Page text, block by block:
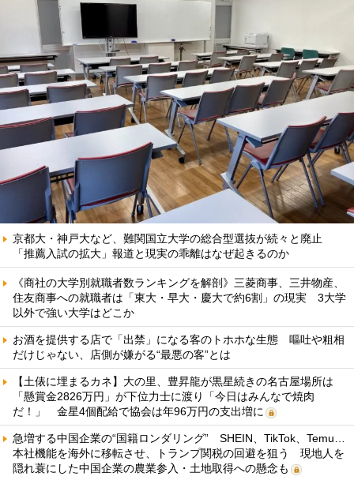
京都大・神戸大など、難関国立大学の総合型選抜が続々と廃止
「推薦入試の拡大」報道と現実の乖離はなぜ起きるのか
《商社の大学別就職者数ランキングを解剖》三菱商事、三井物産、
住友商事への就職者は「東大・早大・慶大で約6割」の現実 3大学
以外で強い大学はどこか
お酒を提供する店で「出禁」になる客のトホホな生態 嘔吐や粗相
だけじゃない、店側が嫌がる“最悪の客”とは
【土俵に埋まるカネ】大の里、豊昇龍が黒星続きの名古屋場所は
「懸賞金2826万円」が下位力士に渡り「今日はみんなで焼肉
だ！」 金星4個配給で協会は年96万円の支出増に
急増する中国企業の“国籍ロンダリング” SHEIN、TikTok、Temu…
本社機能を海外に移転させ、トランプ関税の回避を狙う 現地人を
隠れ蓑にした中国企業の農業参入・土地取得への懸念も